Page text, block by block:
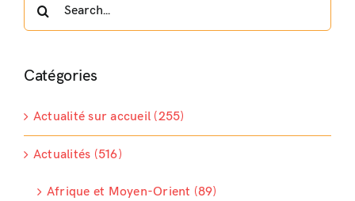
Catégories
Actualité sur accueil (255)
Actualités (516)
Afrique et Moyen-Orient (89)